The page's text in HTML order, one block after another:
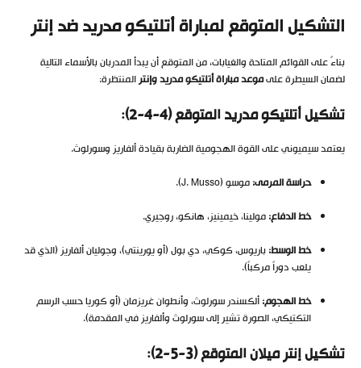
التشكيل المتوقع لمباراة أتلتيكو مدريد ضد إنتر
بناءً على القوائم المتاحة والغيابات، من المتوقع أن يبدأ المدربان بالأسماء التالية
لضمان السيطرة علىموعد مباراة أتلتيكو مدريد وإنترالمنتظرة:
تشكيل أتلتيكو مدريد المتوقع (4-4-2):
يعتمد سيميوني على القوة الهجومية الضاربة بقيادة ألفاريز وسورلوث.
حراسة المرمى:موسو (J. Musso).
خط الدفاع:مولينا، خيمينيز، هانكو، روجيري.
خط الوسط:باريوس، كوكي، دي بول (أو يورينتي)، وجوليان ألفاريز (الذي قد
يلعب دوراً مركباً).
خط الهجوم:ألكسندر سورلوث، وأنطوان غريزمان (أو كوريا حسب الرسم
التكتيكي، الصورة تشير إلى سورلوث وألفاريز في المقدمة).
تشكيل إنتر ميلان المتوقع (3-5-2):